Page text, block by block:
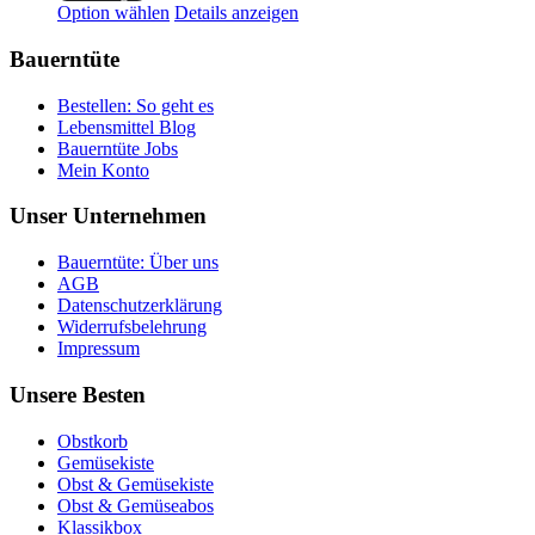
Option wählen Details anzeigen
Bauerntüte
Bestellen: So geht es
Lebensmittel Blog
Bauerntüte Jobs
Mein Konto
Unser Unternehmen
Bauerntüte: Über uns
AGB
Datenschutzerklärung
Widerrufsbelehrung
Impressum
Unsere Besten
Obstkorb
Gemüsekiste
Obst & Gemüsekiste
Obst & Gemüseabos
Klassikbox